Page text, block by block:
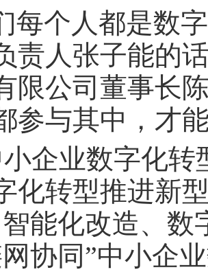
每个人都是数
责人张子能的
限公司董事长
参与其中，才
企业数字化转
化转型推进新
智能化改造、
协同”中小企